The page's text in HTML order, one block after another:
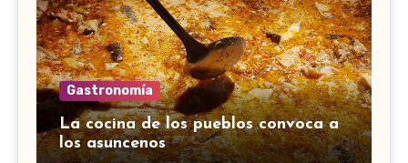
Gastronomía
La cocina de los pueblos convoca a
los asuncenos